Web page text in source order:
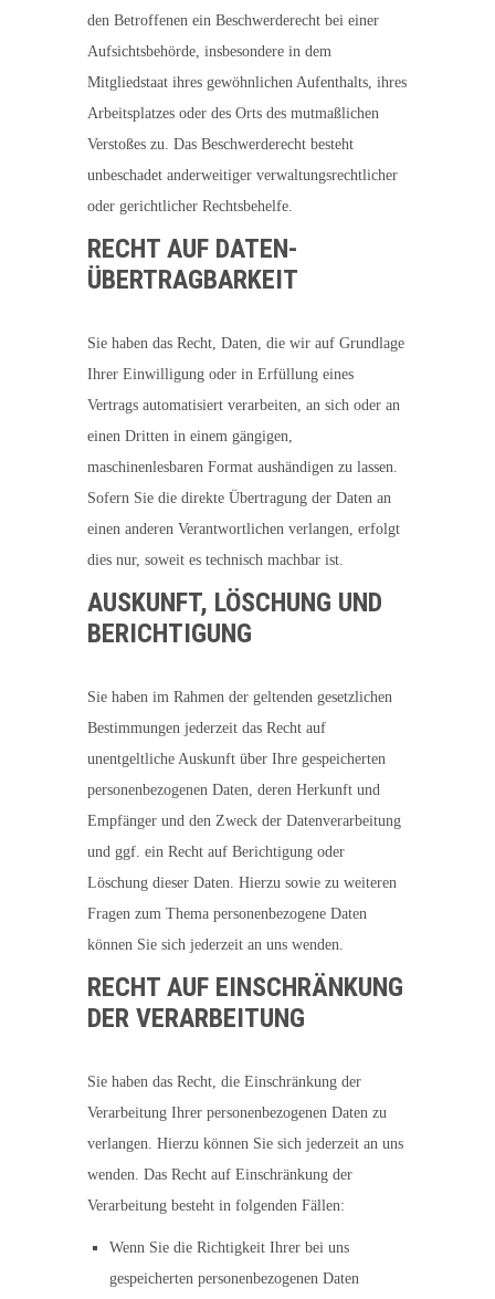
den Betroffenen ein Beschwerderecht bei einer
Aufsichtsbehörde, insbesondere in dem
Mitgliedstaat ihres gewöhnlichen Aufenthalts, ihres
Arbeitsplatzes oder des Orts des mutmaßlichen
Verstoßes zu. Das Beschwerderecht besteht
unbeschadet anderweitiger verwaltungsrechtlicher
oder gerichtlicher Rechtsbehelfe.
RECHT AUF DATEN­
ÜBERTRAG­BARKEIT
Sie haben das Recht, Daten, die wir auf Grundlage
Ihrer Einwilligung oder in Erfüllung eines
Vertrags automatisiert verarbeiten, an sich oder an
einen Dritten in einem gängigen,
maschinenlesbaren Format aushändigen zu lassen.
Sofern Sie die direkte Übertragung der Daten an
einen anderen Verantwortlichen verlangen, erfolgt
dies nur, soweit es technisch machbar ist.
AUSKUNFT, LÖSCHUNG UND
BERICHTIGUNG
Sie haben im Rahmen der geltenden gesetzlichen
Bestimmungen jederzeit das Recht auf
unentgeltliche Auskunft über Ihre gespeicherten
personenbezogenen Daten, deren Herkunft und
Empfänger und den Zweck der Datenverarbeitung
und ggf. ein Recht auf Berichtigung oder
Löschung dieser Daten. Hierzu sowie zu weiteren
Fragen zum Thema personenbezogene Daten
können Sie sich jederzeit an uns wenden.
RECHT AUF EINSCHRÄNKUNG
DER VERARBEITUNG
Sie haben das Recht, die Einschränkung der
Verarbeitung Ihrer personenbezogenen Daten zu
verlangen. Hierzu können Sie sich jederzeit an uns
wenden. Das Recht auf Einschränkung der
Verarbeitung besteht in folgenden Fällen:
Wenn Sie die Richtigkeit Ihrer bei uns
gespeicherten personenbezogenen Daten